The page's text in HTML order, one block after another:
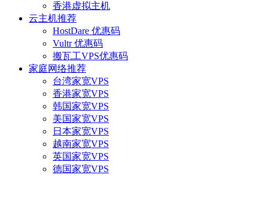
香港虚拟主机
云主机推荐
HostDare 优惠码
Vultr 优惠码
搬瓦工VPS优惠码
家庭网络推荐
台湾家宽VPS
香港家宽VPS
韩国家宽VPS
美国家宽VPS
日本家宽VPS
越南家宽VPS
英国家宽VPS
德国家宽VPS